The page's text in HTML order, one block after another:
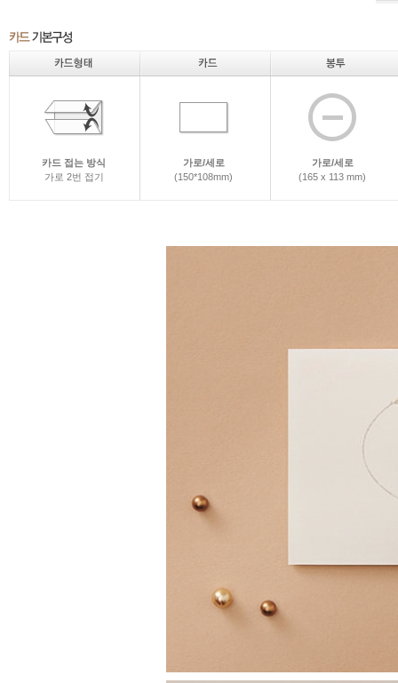
카드 접는 방식
가로 2번 접기
가로/세로
(150*108mm)
가로/세로
(165 x 113 mm)